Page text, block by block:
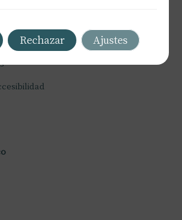
Rechazar Ajustes